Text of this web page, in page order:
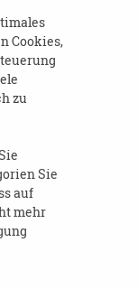
– für
die Demenz
13:00 bis
Cookies,
zu
Sie
auf
mehr